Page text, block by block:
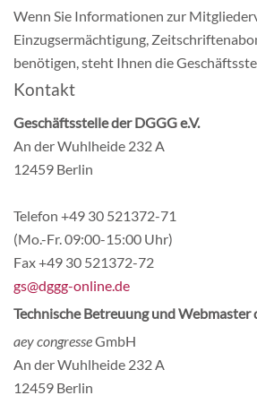
Wenn Sie Informationen zur
Einzugsermächtigung,
benötigen, steht Ihnen die
Kontakt
Geschäftsstelle der DGGG e.V.
An der Wuhlheide 232 A
12459 Berlin
Telefon +49 30 521372-71
(Mo.-Fr. 09:00-15:00 Uhr)
Fax +49 30 521372-72
gs@dggg-online.de
Technische Betreuung und Webmaster
aey congresseGmbH
An der Wuhlheide 232 A
12459 Berlin